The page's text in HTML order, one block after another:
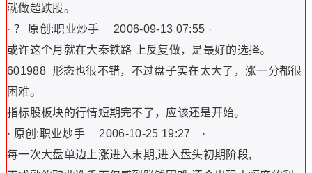
就做超跌股。
· ？ 原创:职业炒手 2006-09-13 07:55 ·
或许这个月就在大秦铁路 上反复做，是最好的选择。
601988 形态也很不错，不过盘子实在太大了，涨一分都很
困难。
指标股板块的行情短期完不了，应该还是开始。
· 原创:职业炒手 2006-10-25 19:27 ·
每一次大盘单边上涨进入末期,进入盘头初期阶段,